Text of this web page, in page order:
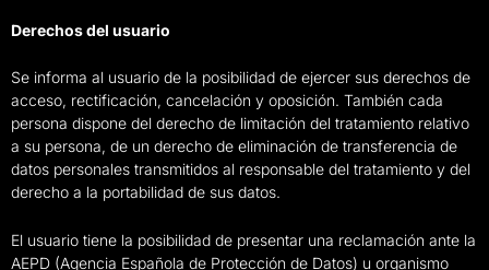
Derechos del usuario
Se informa al usuario de la posibilidad de ejercer sus derechos de
acceso, rectificación, cancelación y oposición. También cada
persona dispone del derecho de limitación del tratamiento relativo
a su persona, de un derecho de eliminación de transferencia de
datos personales transmitidos al responsable del tratamiento y del
derecho a la portabilidad de sus datos.
El usuario tiene la posibilidad de presentar una reclamación ante la
AEPD (Agencia Española de Protección de Datos) u organismo